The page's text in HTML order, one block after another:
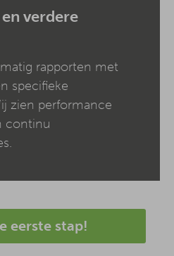
verdere
rapporten met
specifieke
zien performance
continu
eerste stap!